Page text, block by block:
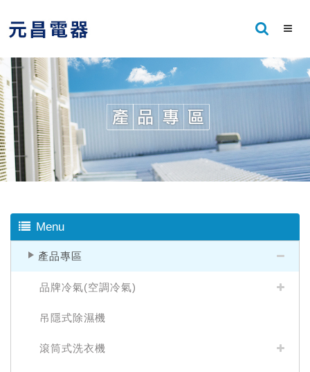
Menu
產品專區
品牌冷氣(空調冷氣)
吊隱式除濕機
滾筒式洗衣機